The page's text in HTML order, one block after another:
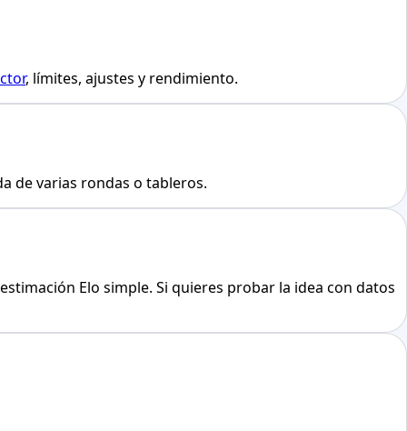
, límites, ajustes y rendimiento.
de varias rondas o tableros.
Elo simple. Si quieres probar la idea con datos